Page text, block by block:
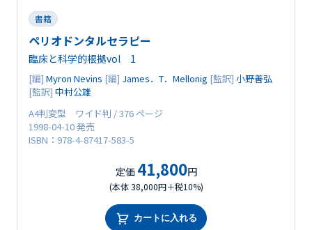
書籍
ペリオドンタルセラピー
臨床と科学的根拠vol 1
[編] Myron Nevins [編] James．T．Mellonig [監訳] 小野善弘
[監訳] 中村公雄
A4判変型 ワイド判 / 376 ページ
1998-04-10 発売
ISBN：978-4-87417-583-5
定価 41,800円
(本体 38,000円＋税10%)
カートに入れる